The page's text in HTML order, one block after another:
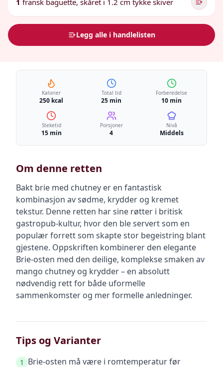
1 fransk baguette, skåret i 1.2 cm tykke skiver
Legg alle i handlelisten
Kalorier
250 kcal
Total tid
25 min
Forberedelse
10 min
Steketid
15 min
Porsjoner
4
Nivå
Middels
Om denne retten
Bakt brie med chutney er en fantastisk
kombinasjon av sødme, krydder og kremet
tekstur. Denne retten har sine røtter i britisk
gastropub-kultur, hvor den ble servert som en
populær forrett som skapte stor begeistring blant
gjestene. Oppskriften kombinerer den elegante
Brie-osten med den deilige, komplekse smaken av
mango chutney og krydder – en absolutt
nødvendig rett for både uformelle
sammenkomster og mer formelle anledninger.
Tips og Varianter
1 Brie-osten må være i romtemperatur før